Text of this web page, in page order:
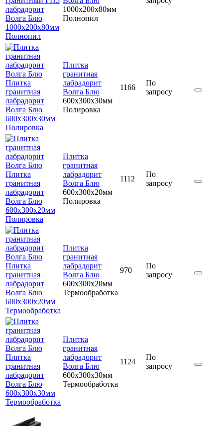
лабрадорит
Волга Блю
1000x200x80мм
Полнопил
1000x200x80мм
Полнопил
Плитка
гранитная
лабрадорит
Волга Блю
600x300x30мм
Полировка
Плитка
гранитная
лабрадорит
Волга Блю
600x300x30мм
Полировка
1166
По
запросу
Плитка
гранитная
лабрадорит
Волга Блю
600x300x20мм
Полировка
Плитка
гранитная
лабрадорит
Волга Блю
600x300x20мм
Полировка
1112
По
запросу
Плитка
гранитная
лабрадорит
Волга Блю
600x300x20мм
Термообработка
Плитка
гранитная
лабрадорит
Волга Блю
600x300x20мм
Термообработка
970
По
запросу
Плитка
гранитная
лабрадорит
Волга Блю
600x300x30мм
Термообработка
Плитка
гранитная
лабрадорит
Волга Блю
600x300x30мм
Термообработка
1124
По
запросу